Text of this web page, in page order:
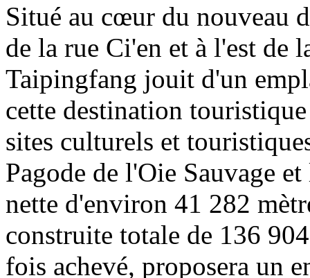
Situé au cœur du nouveau
de la rue Ci'en et à l'est de
Taipingfang jouit d'un
cette destination
sites culturels et
Pagode de l'Oie Sauvage
nette d'environ 41 282
construite totale de 136
fois achevé, proposera un